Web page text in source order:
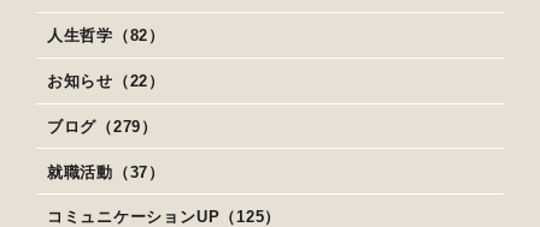
人生哲学（82）
お知らせ（22）
ブログ（279）
就職活動（37）
コミュニケーションUP（125）